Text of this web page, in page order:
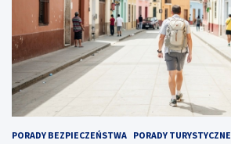
PORADY BEZPIECZEŃSTWA PORADY TURYSTYCZNE